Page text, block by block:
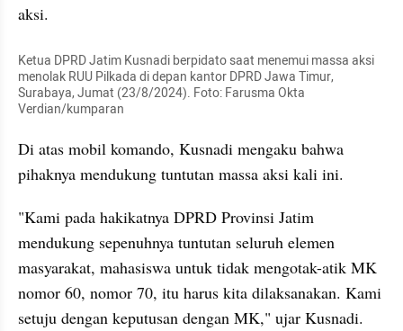
aksi.
Ketua DPRD Jatim Kusnadi berpidato saat menemui massa aksi
menolak RUU Pilkada di depan kantor DPRD Jawa Timur,
Surabaya, Jumat (23/8/2024). Foto: Farusma Okta
Verdian/kumparan
Di atas mobil komando, Kusnadi mengaku bahwa
pihaknya mendukung tuntutan massa aksi kali ini.
"Kami pada hakikatnya DPRD Provinsi Jatim
mendukung sepenuhnya tuntutan seluruh elemen
masyarakat, mahasiswa untuk tidak mengotak-atik MK
nomor 60, nomor 70, itu harus kita dilaksanakan. Kami
setuju dengan keputusan dengan MK," ujar Kusnadi.